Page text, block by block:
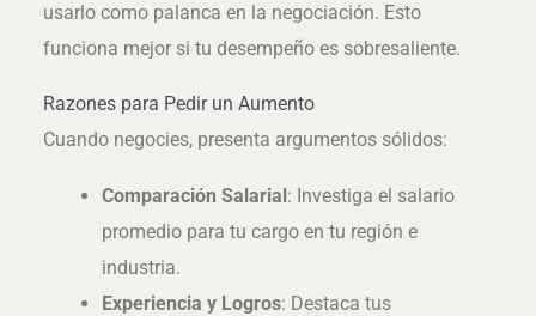
usarlo como palanca en la negociación. Esto
funciona mejor si tu desempeño es sobresaliente.
Razones para Pedir un Aumento
Cuando negocies, presenta argumentos sólidos:
Comparación Salarial: Investiga el salario
promedio para tu cargo en tu región e
industria.
Experiencia y Logros: Destaca tus